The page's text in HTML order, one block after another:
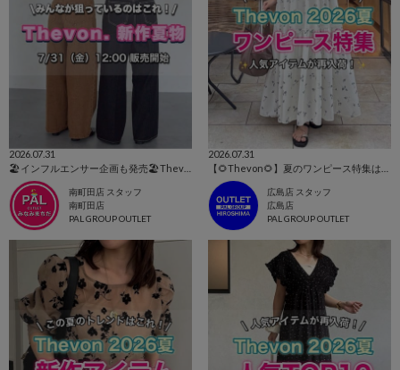
2026.07.31
南町田店 スタッフ
南町田店
PAL GROUP OUTLET
2026.07.31
広島店 スタッフ
広島店
PAL GROUP OUTLET